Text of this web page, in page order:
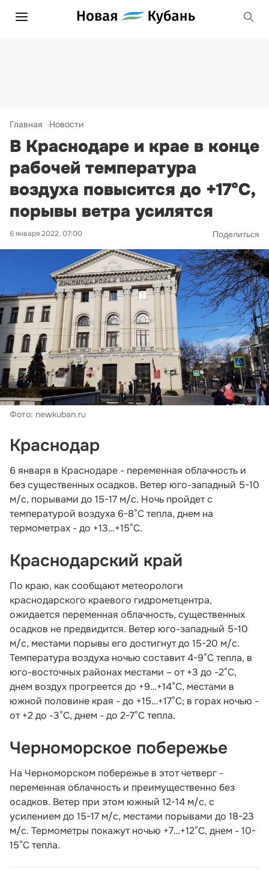
Главная Новости
В Краснодаре и крае в конце
рабочей температура
воздуха повысится до +17°С,
порывы ветра усилятся
6 января 2022, 07:00 Поделиться
Фото: newkuban.ru
Краснодар
6 января в Краснодаре - переменная облачность и
без существенных осадков. Ветер юго-западный 5-10
м/с, порывами до 15-17 м/с. Ночь пройдет с
температурой воздуха 6-8°С тепла, днем на
термометрах - до +13…+15°С.
Краснодарский край
По краю, как сообщают метеорологи
краснодарского краевого гидрометцентра,
ожидается переменная облачность, существенных
осадков не предвидится. Ветер юго-западный 5-10
м/с, местами порывы его достигнут до 15-20 м/с.
Температура воздуха ночью составит 4-9°С тепла, в
юго-восточных районах местами – от +3 до -2°С,
днем воздух прогреется до +9…+14°С, местами в
южной половине края - до +15…+17°С; в горах ночью -
от +2 до -3°С, днем - до 2-7°С тепла.
Черноморское побережье
На Черноморском побережье в этот четверг -
переменная облачность и преимущественно без
осадков. Ветер при этом южный 12-14 м/с, с
усилением до 15-17 м/с, местами порывами до 18-23
м/с. Термометры покажут ночью +7…+12°С, днем - 10-
15°С тепла.